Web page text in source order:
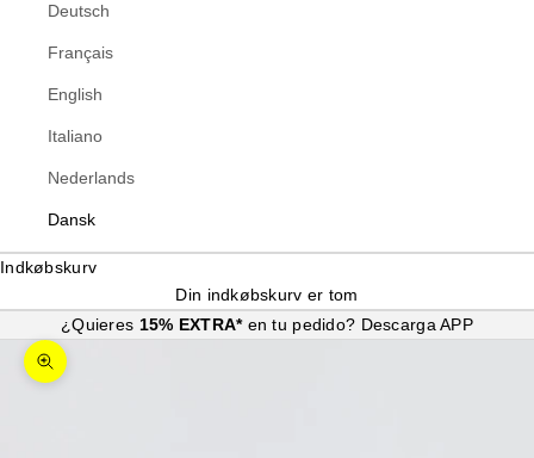
Deutsch
Français
English
Italiano
Nederlands
Dansk
Indkøbskurv
Din indkøbskurv er tom
¿Quieres 15% EXTRA* en tu pedido? Descarga APP
Zoom